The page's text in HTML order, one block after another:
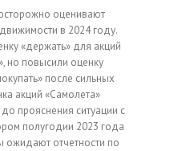
оценивают
в 2024 году.
«держать» для акций
но повысили оценку
после сильных
акций «Самолета»
прояснения ситуации с
полугодии 2023 года
ожидают отчетности по